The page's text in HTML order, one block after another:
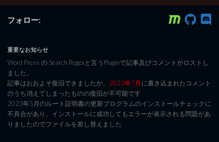
フォロー:
重要なお知らせ
Word Press の Search Regexと言うPluginで記事及びコメントがロストし
ました。
記事はおおよそ復旧できましたが、 2023年7月に書き込まれたコメント
のうち消えてしまったものの復旧が不可能です
2023年5月のルート証明書の更新プログラムのインストールチェックに
不具合があり、インストールに成功してもエラーが表示される問題があ
りましたのでファイルを差し替えました